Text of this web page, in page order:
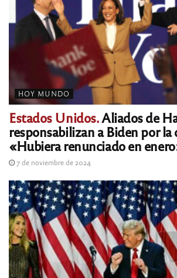
HOY MUNDO
Estados Unidos.Aliados de
responsabilizan a Biden por la
«Hubiera renunciado en
7 de noviembre de 2024